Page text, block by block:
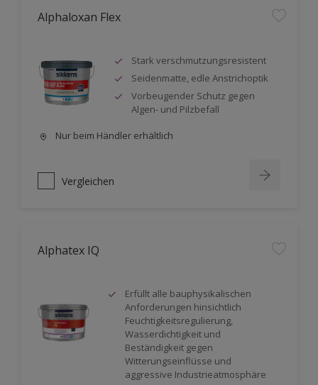
Alphaloxan Flex
Stark verschmutzungsresistent
Seidenmatte, edle Anstrichoptik
Vorbeugender Schutz gegen
Algen- und Pilzbefall
Nur beim Händler erhältlich
Vergleichen
Alphatex IQ
Erfüllt alle bauphysikalischen
Anforderungen hinsichtlich
Feuchtigkeitsregulierung,
Wasserdichtigkeit und
Beständigkeit gegen
Witterungseinflüsse und
aggressive Industrieatmosphäre